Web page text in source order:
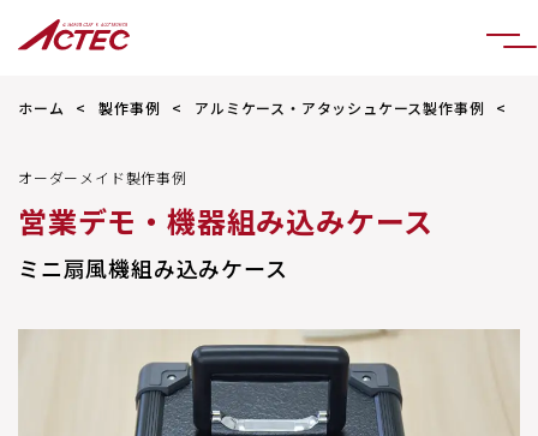
ホーム 製作事例 アルミケース・アタッシュケース製作事例
オーダーメイド製作事例
営業デモ・機器組み込みケース
ミニ扇風機組み込みケース